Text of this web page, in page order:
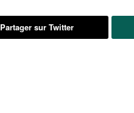
Partager sur Twitter